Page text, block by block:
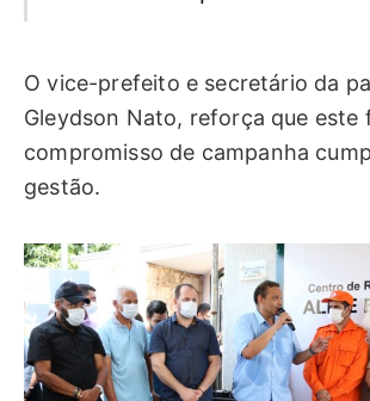
O vice-prefeito e secretário da
Gleydson Nato, reforça que este
compromisso de campanha
gestão.